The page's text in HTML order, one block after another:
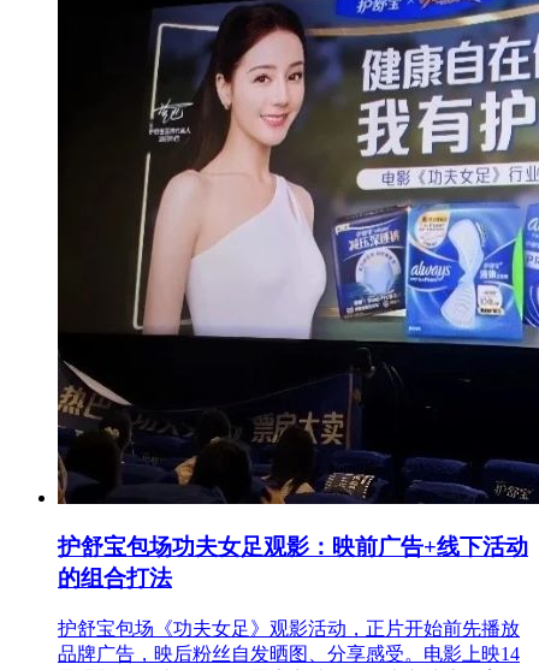
护舒宝包场功夫女足观影：映前广告+线下活动
的组合打法
护舒宝包场《功夫女足》观影活动，正片开始前先播放
品牌广告，映后粉丝自发晒图、分享感受。电影上映14